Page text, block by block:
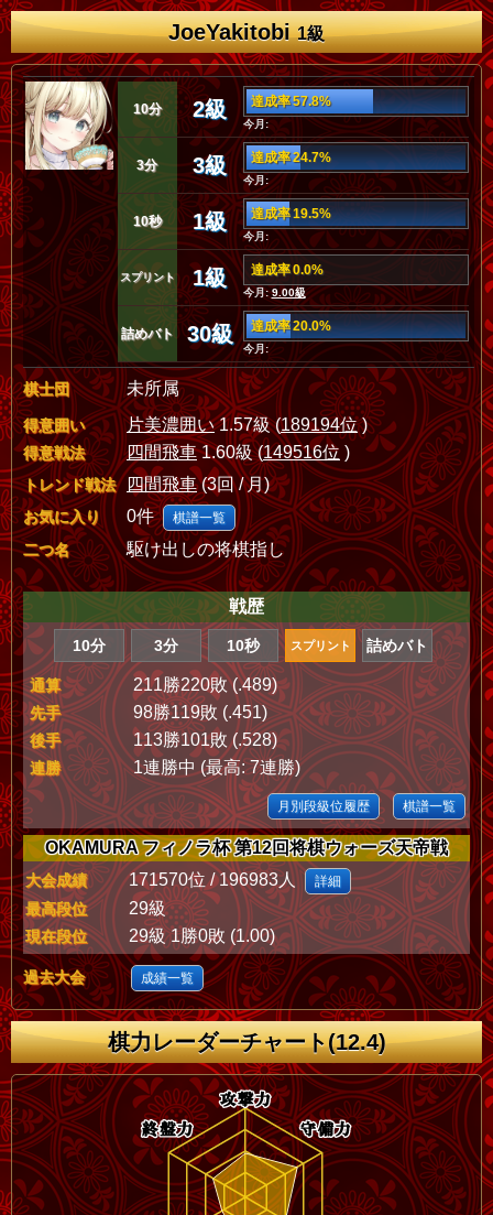
JoeYakitobi1級
10分 2級 達成率 57.8%
今月:
3分 3級 達成率 24.7%
今月:
10秒 1級 達成率 19.5%
今月:
スプリント 1級 達成率 0.0%
今月:9.00級
詰めバト 30級 達成率 20.0%
今月:
棋士団 未所属
得意囲い 片美濃囲い1.57級 (189194位)
得意戦法 四間飛車1.60級 (149516位 )
トレンド戦法 四間飛車(3回 / 月)
お気に入り 0件 棋譜一覧
二つ名 駆け出しの将棋指し
戦歴
10分 3分 10秒 スプリント 詰めバト
通算 211勝220敗 (.489)
先手 98勝119敗 (.451)
後手 113勝101敗 (.528)
連勝 1連勝中 (最高: 7連勝)
月別段級位履歴 棋譜一覧
OKAMURA フィノラ杯 第12回将棋ウォーズ天帝戦
大会成績 171570位 / 196983人 詳細
最高段位 29級
現在段位 29級 1勝0敗 (1.00)
過去大会 成績一覧
棋力レーダーチャート(12.4)